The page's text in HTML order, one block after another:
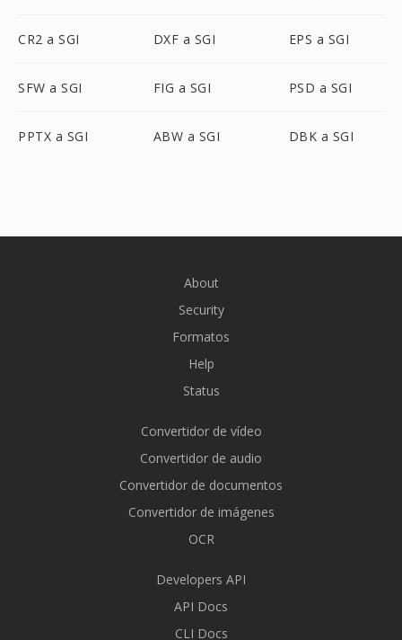
CR2 a SGI DXF a SGI EPS a SGI
SFW a SGI FIG a SGI PSD a SGI
PPTX a SGI ABW a SGI DBK a SGI
About
Security
Formatos
Help
Status
Convertidor de vídeo
Convertidor de audio
Convertidor de documentos
Convertidor de imágenes
OCR
Developers API
API Docs
CLI Docs